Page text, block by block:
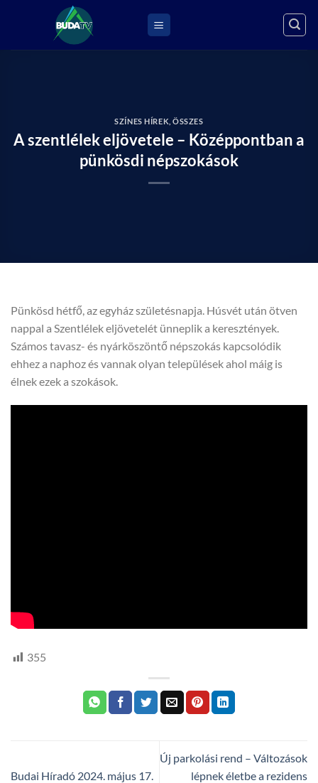
SZÍNES HÍREK ,ÖSSZES
A szentlélek eljövetele – Középpontban a
pünkösdi népszokások
Pünkösd hétfő, az egyház születésnapja. Húsvét után ötven
nappal a Szentlélek eljövetelét ünneplik a keresztények.
Számos tavasz- és nyárköszöntő népszokás kapcsolódik
ehhez a naphoz és vannak olyan települések ahol máig is
élnek ezek a szokások.
355
Budai Híradó 2024. május 17.
Új parkolási rend – Változások
lépnek életbe a rezidens